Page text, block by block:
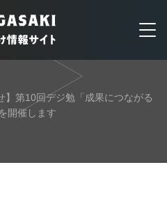
】第10回デジ勉「成果につながる
開催します